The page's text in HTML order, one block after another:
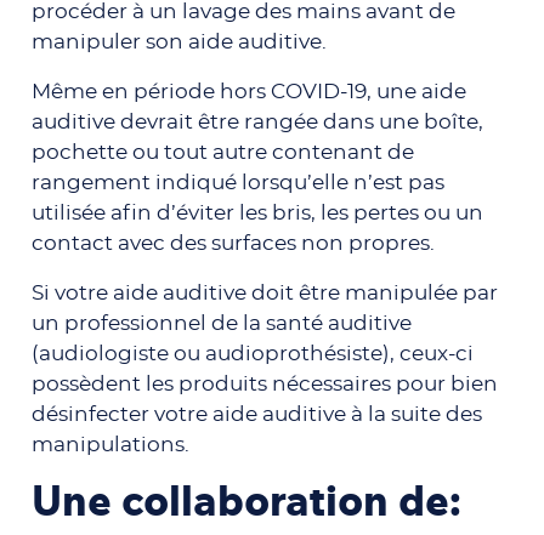
procéder à un lavage des mains avant de
manipuler son aide auditive.
Même en période hors COVID-19, une aide
auditive devrait être rangée dans une boîte,
pochette ou tout autre contenant de
rangement indiqué lorsqu’elle n’est pas
utilisée afin d’éviter les bris, les pertes ou un
contact avec des surfaces non propres.
Si votre aide auditive doit être manipulée par
un professionnel de la santé auditive
(audiologiste ou audioprothésiste), ceux-ci
possèdent les produits nécessaires pour bien
désinfecter votre aide auditive à la suite des
manipulations.
Une collaboration de: